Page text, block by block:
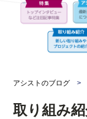
アシストのブログ >
取り組み